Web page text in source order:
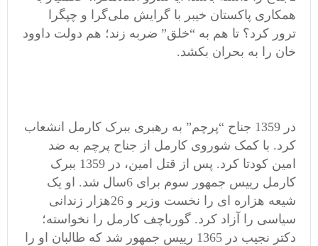
همکاری پاکستان خیبر با گرایش‌ ملی‌گرا و چپگرا
ترور کرد؟ تا هم به “خلق” ضربه زند؛ هم دولت داوود
خان را به بحران بکشد.
در 1359 جناح “پرچم” به رهبری ببرک کارمل انشعاب
کرد. با کمک شوروی کارمل از جناح پرچم به ضد
امین کودتا کرد. پس از قتل امین، در 1359 ببرک
کارمل رییس جمهور سوم برای 6سال شد. او یک
شیعه هزاره ای را نخست وزیر و 26هزار زندانی
سیاسی را آزاد کرد. گورباچف کارمل را نخواسته؛
دکتر نجیب در 1365 رییس جمهور شد که طالبان او را